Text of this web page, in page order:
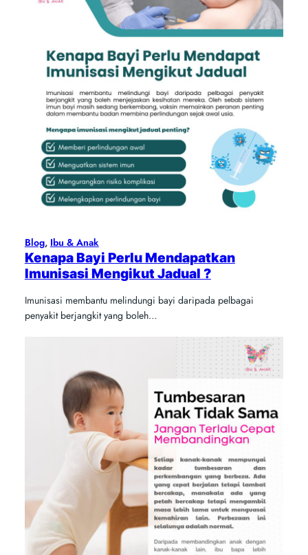
Blog, Ibu & Anak
Kenapa Bayi Perlu Mendapatkan
Imunisasi Mengikut Jadual ?
Imunisasi membantu melindungi bayi daripada pelbagai
penyakit berjangkit yang boleh…